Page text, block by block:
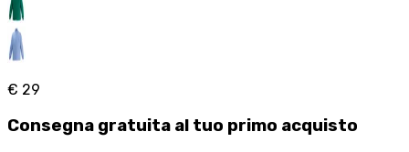
€ 29
Consegna gratuita al tuo primo acquisto